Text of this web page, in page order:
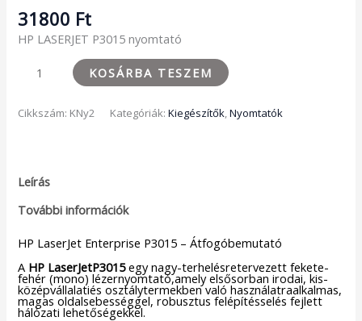
31800 Ft
HP LASERJET P3015 nyomtató
KOSÁRBA TESZEM
Cikkszám: KNy2 Kategóriák:Kiegészítők,Nyomtatók
Leírás
További információk
HP LaserJet Enterprise P3015 – Átfogóbemutató
A HP LaserJetP3015egy nagy-terhelésretervezett fekete-
fehér (mono) lézernyomtató,amely elsősorban irodai, kis-
középvállalatiés osztálytermekben való használatraalkalmas,
magas oldalsebességgel, robusztus felépítésselés fejlett
hálózati lehetőségekkel.